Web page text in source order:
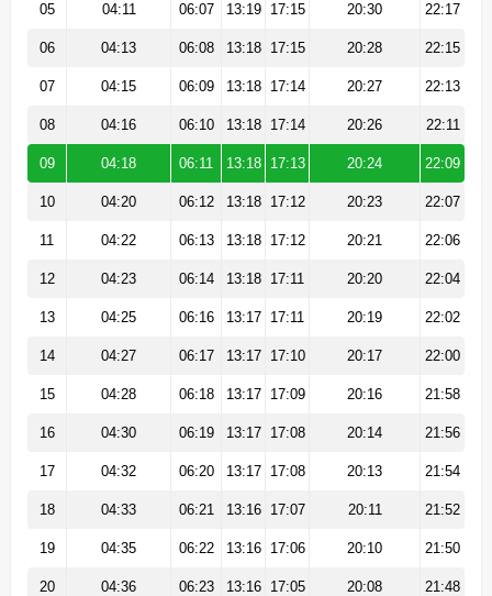
05 04:11 06:07 13:19 17:15 20:30 22:17
06 04:13 06:08 13:18 17:15 20:28 22:15
07 04:15 06:09 13:18 17:14 20:27 22:13
08 04:16 06:10 13:18 17:14 20:26 22:11
09 04:18 06:11 13:18 17:13 20:24 22:09
10 04:20 06:12 13:18 17:12 20:23 22:07
11 04:22 06:13 13:18 17:12 20:21 22:06
12 04:23 06:14 13:18 17:11 20:20 22:04
13 04:25 06:16 13:17 17:11 20:19 22:02
14 04:27 06:17 13:17 17:10 20:17 22:00
15 04:28 06:18 13:17 17:09 20:16 21:58
16 04:30 06:19 13:17 17:08 20:14 21:56
17 04:32 06:20 13:17 17:08 20:13 21:54
18 04:33 06:21 13:16 17:07 20:11 21:52
19 04:35 06:22 13:16 17:06 20:10 21:50
20 04:36 06:23 13:16 17:05 20:08 21:48